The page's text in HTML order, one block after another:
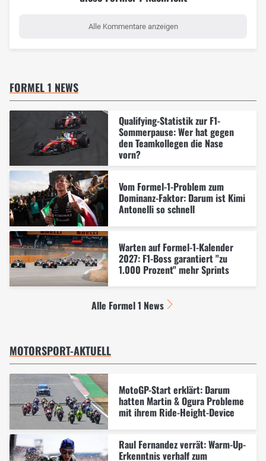
Alle Kommentare anzeigen
FORMEL 1 NEWS
Qualifying-Statistik zur F1-
Sommerpause: Wer hat gegen
den Teamkollegen die Nase
vorn?
Vom Formel-1-Problem zum
Dominanz-Faktor: Darum ist Kimi
Antonelli so schnell
Warten auf Formel-1-Kalender
2027: F1-Boss garantiert "zu
1.000 Prozent" mehr Sprints
Alle Formel 1 News
MOTORSPORT-AKTUELL
MotoGP-Start erklärt: Darum
hatten Martin & Ogura Probleme
mit ihrem Ride-Height-Device
Raul Fernandez verrät: Warm-Up-
Erkenntnis verhalf zum